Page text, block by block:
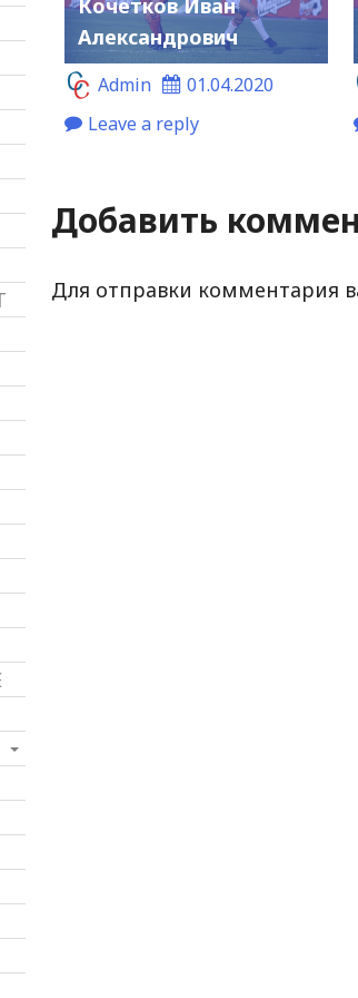
Кочетков Иван
Александрович
Admin
01.04.2020
Leave a reply
Добавить
Для отправки комментария